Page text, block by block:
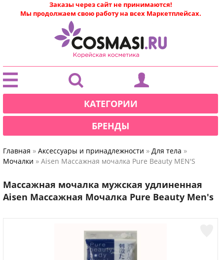
|
Заказы через сайт не принимаются!
Мы продолжаем свою работу на всех Маркетплейсах.
КАТЕГОРИИ
БРЕНДЫ
Главная » Аксессуары и принадлежности » Для тела »
Мочалки » Aisen Массажная мочалка Pure Beauty MEN'S
Массажная мочалка мужская удлиненная
Aisen Массажная Мочалка Pure Beauty Men's